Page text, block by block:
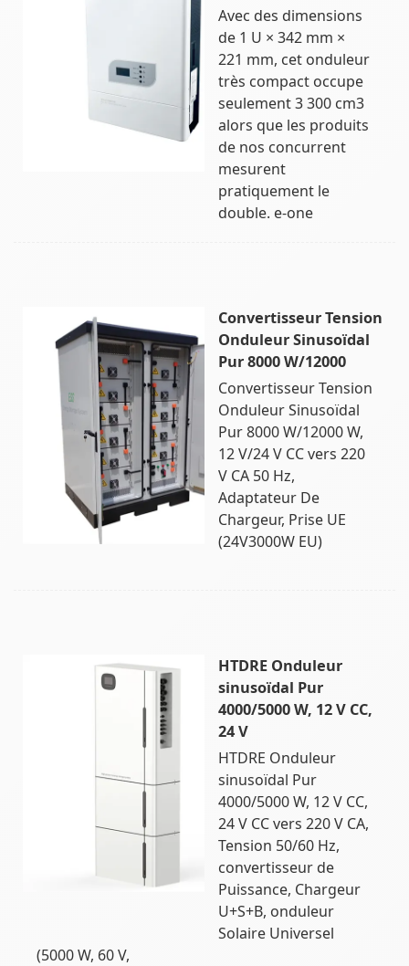
Avec des dimensions
de 1 U × 342 mm ×
221 mm, cet onduleur
très compact occupe
seulement 3 300 cm3
alors que les produits
de nos concurrent
mesurent
pratiquement le
double. e-one
Convertisseur Tension
Onduleur Sinusoïdal
Pur 8000 W/12000
Convertisseur Tension
Onduleur Sinusoïdal
Pur 8000 W/12000 W,
12 V/24 V CC vers 220
V CA 50 Hz,
Adaptateur De
Chargeur, Prise UE
(24V3000W EU)
HTDRE Onduleur
sinusoïdal Pur
4000/5000 W, 12 V CC,
24 V
HTDRE Onduleur
sinusoïdal Pur
4000/5000 W, 12 V CC,
24 V CC vers 220 V CA,
Tension 50/60 Hz,
convertisseur de
Puissance, Chargeur
U+S+B, onduleur
Solaire Universel
(5000 W, 60 V,